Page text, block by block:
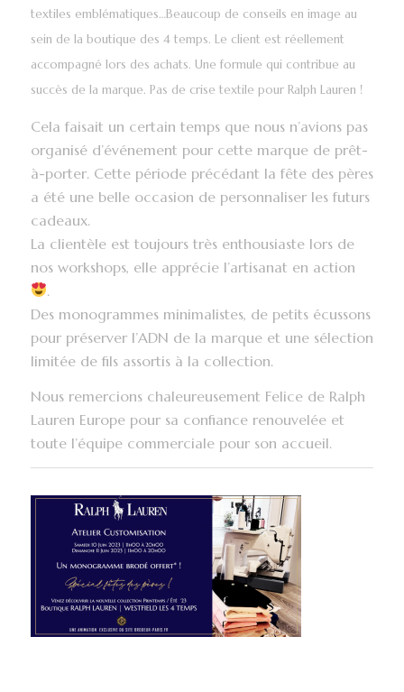
textiles emblématiques…Beaucoup de conseils en image au
sein de la boutique des 4 temps. Le client est réellement
accompagné lors des achats. Une formule qui contribue au
succès de la marque. Pas de crise textile pour Ralph Lauren !
Cela faisait un certain temps que nous n’avions pas
organisé d’événement pour cette marque de prêt-
à-porter. Cette période précédant la fête des pères
a été une belle occasion de personnaliser les futurs
cadeaux.
La clientèle est toujours très enthousiaste lors de
nos workshops, elle apprécie l’artisanat en action
.
Des monogrammes minimalistes, de petits écussons
pour préserver l’ADN de la marque et une sélection
limitée de fils assortis à la collection.
Nous remercions chaleureusement Felice de Ralph
Lauren Europe pour sa confiance renouvelée et
toute l’équipe commerciale pour son accueil.